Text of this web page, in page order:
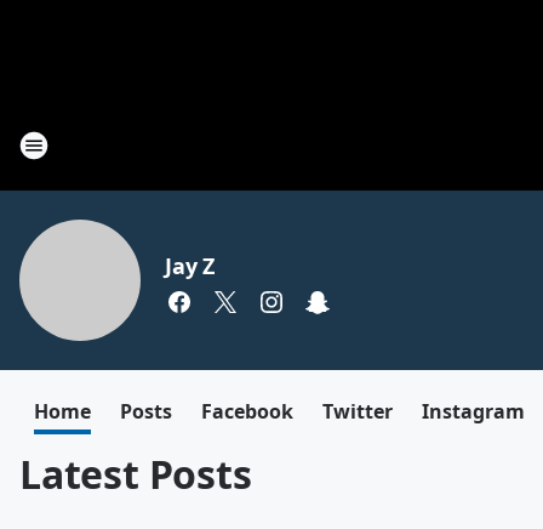
Jay Z
Home Posts Facebook Twitter Instagram
Latest Posts